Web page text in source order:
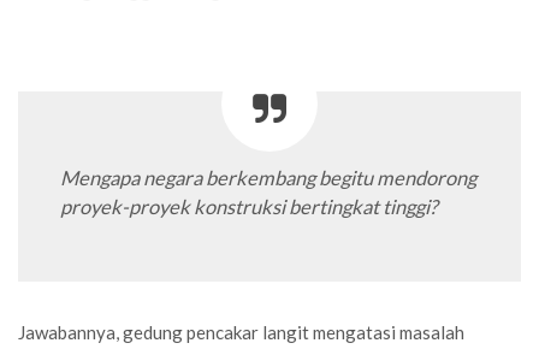
Mengapa negara berkembang begitu mendorong
proyek-proyek konstruksi bertingkat tinggi?
Jawabannya, gedung pencakar langit mengatasi masalah